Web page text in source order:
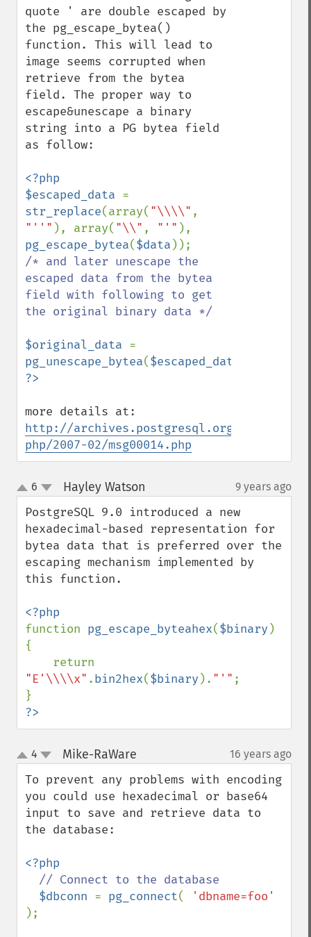
quote ' are double escaped by
the pg_escape_bytea()
function. This will lead to
image seems corrupted when
retrieve from the bytea
field. The proper way to
escape&unescape a binary
string into a PG bytea field
as follow:
<?php
$escaped_data
str_replace(array( "\\\\"
"''" ), array( "\\" , "'"
pg_escape_bytea($data
/* and later unescape the
escaped data from the bytea
field with following to get
the original binary data */
$original_data
pg_unescape_bytea($escaped_data
http://archives.postgresql.org/pgsql-
php/2007-02/msg00014.php
up
down
6 Hayley Watson 9 years ago
PostgreSQL 9.0 introduced a new
hexadecimal-based representation for
bytea data that is preferred over the
escaping mechanism implemented by
this function.
function pg_escape_byteahex($binary )
{
"E'\\\\x" .bin2hex($binary ). "'" ;
?>
up
down
4 Mike-RaWare 16 years ago
To prevent any problems with encoding
you could use hexadecimal or base64
input to save and retrieve data to
the database:
<?php
// Connect to the database
$dbconn = pg_connect(
);